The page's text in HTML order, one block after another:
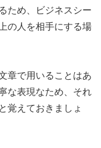
ため、ビジネスシー
の人を相手にする場
章で用いることはあ
な表現なため、それ
覚えておきましょ